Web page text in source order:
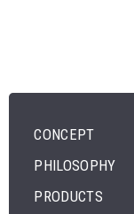
CONCEPT
PHILOSOPHY
PRODUCTS